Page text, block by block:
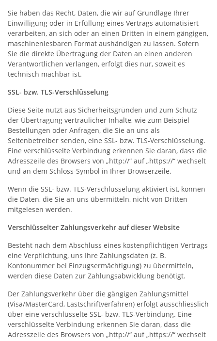
Sie haben das Recht, Daten, die wir auf Grundlage Ihrer
Einwilligung oder in Erfüllung eines Vertrags automatisiert
verarbeiten, an sich oder an einen Dritten in einem gängigen,
maschinenlesbaren Format aushändigen zu lassen. Sofern
Sie die direkte Übertragung der Daten an einen anderen
Verantwortlichen verlangen, erfolgt dies nur, soweit es
technisch machbar ist.
SSL- bzw. TLS-Verschlüsselung
Diese Seite nutzt aus Sicherheitsgründen und zum Schutz
der Übertragung vertraulicher Inhalte, wie zum Beispiel
Bestellungen oder Anfragen, die Sie an uns als
Seitenbetreiber senden, eine SSL- bzw. TLS-Verschlüsselung.
Eine verschlüsselte Verbindung erkennen Sie daran, dass die
Adresszeile des Browsers von „http://“ auf „https://“ wechselt
und an dem Schloss-Symbol in Ihrer Browserzeile.
Wenn die SSL- bzw. TLS-Verschlüsselung aktiviert ist, können
die Daten, die Sie an uns übermitteln, nicht von Dritten
mitgelesen werden.
Verschlüsselter Zahlungsverkehr auf dieser Website
Besteht nach dem Abschluss eines kostenpflichtigen Vertrags
eine Verpflichtung, uns Ihre Zahlungsdaten (z. B.
Kontonummer bei Einzugsermächtigung) zu übermitteln,
werden diese Daten zur Zahlungsabwicklung benötigt.
Der Zahlungsverkehr über die gängigen Zahlungsmittel
(Visa/MasterCard, Lastschriftverfahren) erfolgt ausschliesslich
über eine verschlüsselte SSL- bzw. TLS-Verbindung. Eine
verschlüsselte Verbindung erkennen Sie daran, dass die
Adresszeile des Browsers von „http://“ auf „https://“ wechselt